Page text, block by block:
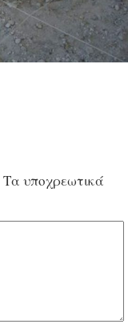
Τα υποχρεωτικά